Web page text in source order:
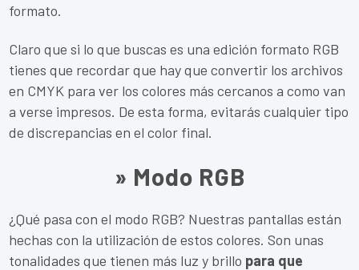
formato.
Claro que si lo que buscas es una edición formato RGB
tienes que recordar que hay que convertir los archivos
en CMYK para ver los colores más cercanos a como van
a verse impresos. De esta forma, evitarás cualquier tipo
de discrepancias en el color final.
» Modo RGB
¿Qué pasa con el modo RGB? Nuestras pantallas están
hechas con la utilización de estos colores. Son unas
tonalidades que tienen más luz y brillo para que